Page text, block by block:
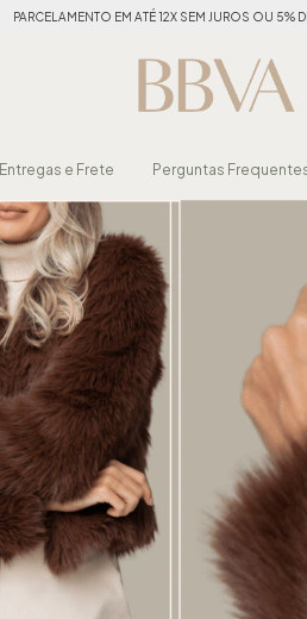
PARCELAMENTO EM ATÉ 12X SEM JUROS OU 5%
Entregas e Frete Perguntas